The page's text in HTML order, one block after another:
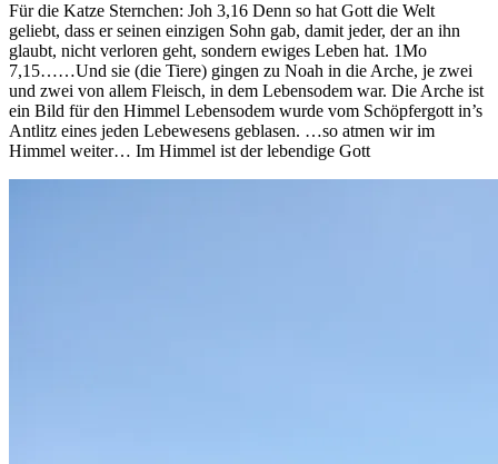
Für die Katze Sternchen: Joh 3,16 Denn so hat Gott die Welt
geliebt, dass er seinen einzigen Sohn gab, damit jeder, der an ihn
glaubt, nicht verloren geht, sondern ewiges Leben hat. 1Mo
7,15……Und sie (die Tiere) gingen zu Noah in die Arche, je zwei
und zwei von allem Fleisch, in dem Lebensodem war. Die Arche ist
ein Bild für den Himmel Lebensodem wurde vom Schöpfergott in’s
Antlitz eines jeden Lebewesens geblasen. …so atmen wir im
Himmel weiter… Im Himmel ist der lebendige Gott